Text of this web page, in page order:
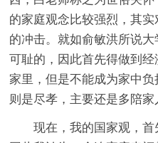
的家庭观念比较强烈，其
的冲击。就如俞敏洪所说
可耻的，因此首先得做到
家里，但是不能成为家中负
则是尽孝，主要还是多陪家
现在，我的国家观，首